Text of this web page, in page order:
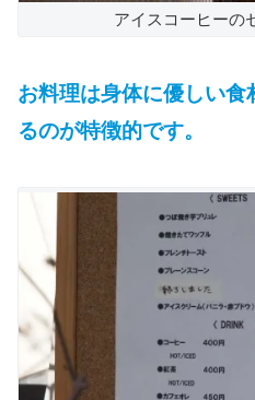
アイスコーヒーの
お料理は身体に優しい
るのが特徴的です。